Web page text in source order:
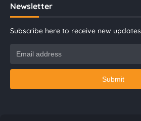
Newsletter
Subscribe here to receive new updates